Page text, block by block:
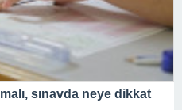
sınavda neye dikkat